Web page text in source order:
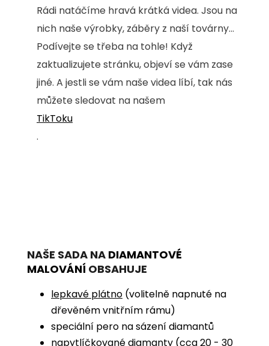
Rádi natáčíme hravá krátká videa. Jsou na
nich naše výrobky, záběry z naší továrny...
Podívejte se třeba na tohle! Když
zaktualizujete stránku, objeví se vám zase
jiné. A jestli se vám naše videa líbí, tak nás
můžete sledovat na našem
TikToku
.
NAŠE SADA NA DIAMANTOVÉ
MALOVÁNÍ OBSAHUJE
lepkavé plátno (volitelně napnuté na
dřevěném vnitřním rámu)
speciální pero na sázení diamantů
napytlíčkované diamanty (cca 20 - 30